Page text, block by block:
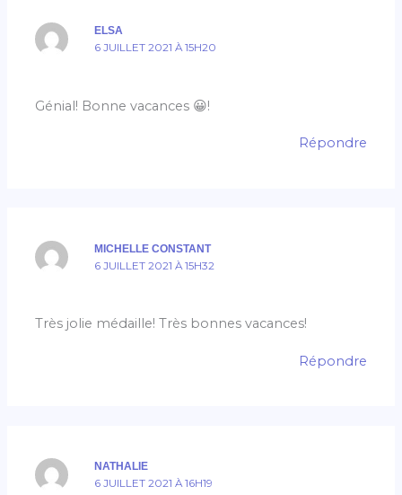
ELSA
6 JUILLET 2021 À 15H20
Génial! Bonne vacances 😀!
Répondre
MICHELLE CONSTANT
6 JUILLET 2021 À 15H32
Très jolie médaille! Très bonnes vacances!
Répondre
NATHALIE
6 JUILLET 2021 À 16H19